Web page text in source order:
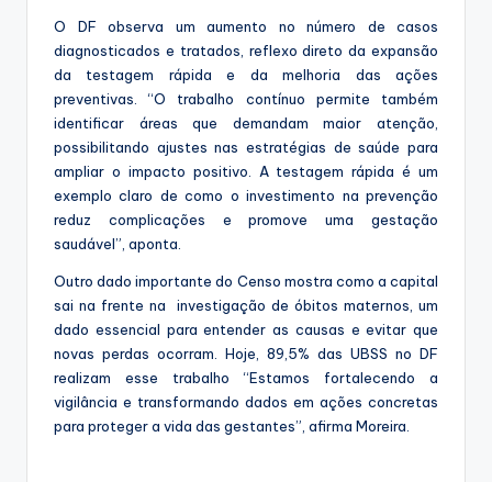
O DF observa um aumento no número de casos
diagnosticados e tratados, reflexo direto da expansão
da testagem rápida e da melhoria das ações
preventivas. “O trabalho contínuo permite também
identificar áreas que demandam maior atenção,
possibilitando ajustes nas estratégias de saúde para
ampliar o impacto positivo. A testagem rápida é um
exemplo claro de como o investimento na prevenção
reduz complicações e promove uma gestação
saudável”, aponta.
Outro dado importante do Censo mostra como a capital
sai na frente na investigação de óbitos maternos, um
dado essencial para entender as causas e evitar que
novas perdas ocorram. Hoje, 89,5% das UBSS no DF
realizam esse trabalho “Estamos fortalecendo a
vigilância e transformando dados em ações concretas
para proteger a vida das gestantes”, afirma Moreira.